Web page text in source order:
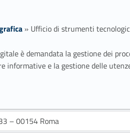
» Ufficio di strumenti
è demandata la gestione dei
e la gestione delle
– 00154 Roma